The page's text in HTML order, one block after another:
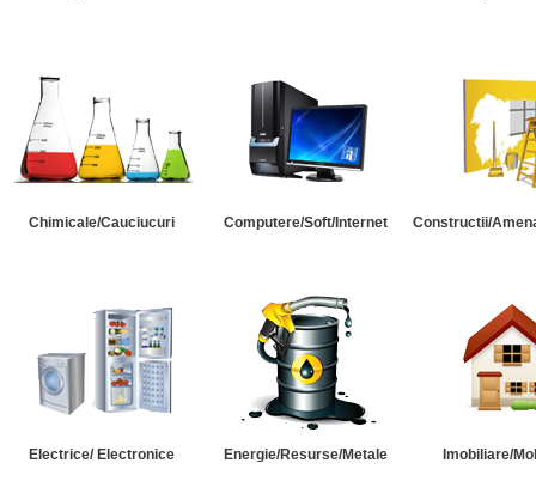
Chimicale/Cauciucuri Computere/Soft/Internet Constructii/
Electrice/ Electronice Energie/Resurse/Metale Imobiliare/